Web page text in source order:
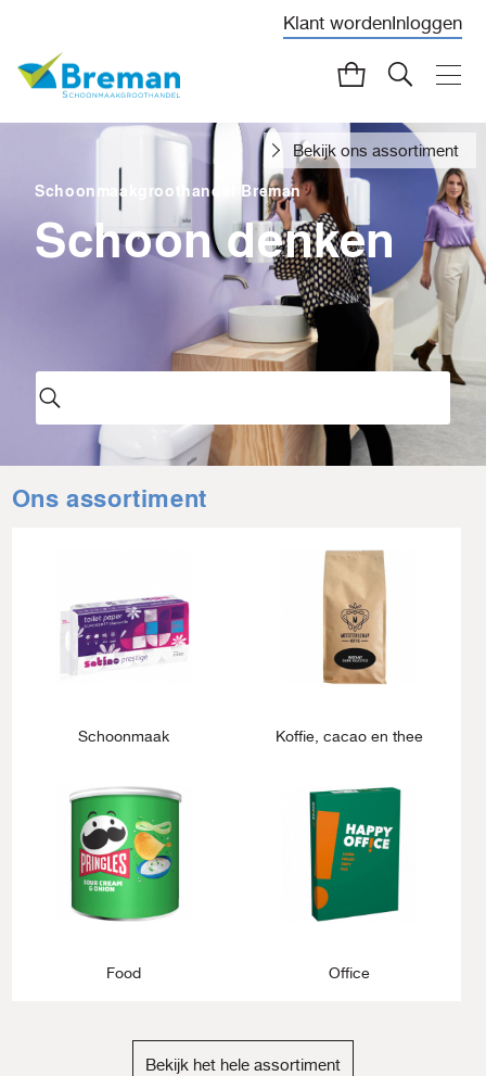
Klant wordenInloggen
Schoonmaakgroothandel Breman
Schoon denken
Bekijk ons assortiment
Ons assortiment
Schoonmaak Koffie, cacao en thee
Food Office
Bekijk het hele assortiment